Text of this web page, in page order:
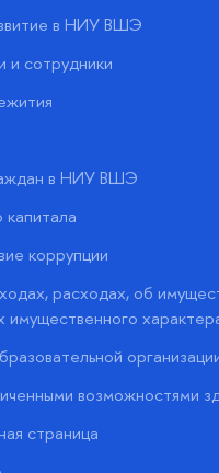
в НИУ ВШЭ
и сотрудники
в НИУ ВШЭ
коррупции
расходах, об
имущественного
возможностями
страница